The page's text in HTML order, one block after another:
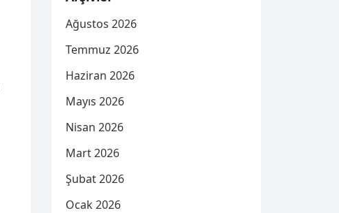
Ağustos 2026
Temmuz 2026
Haziran 2026
Mayıs 2026
Nisan 2026
Mart 2026
Şubat 2026
Ocak 2026